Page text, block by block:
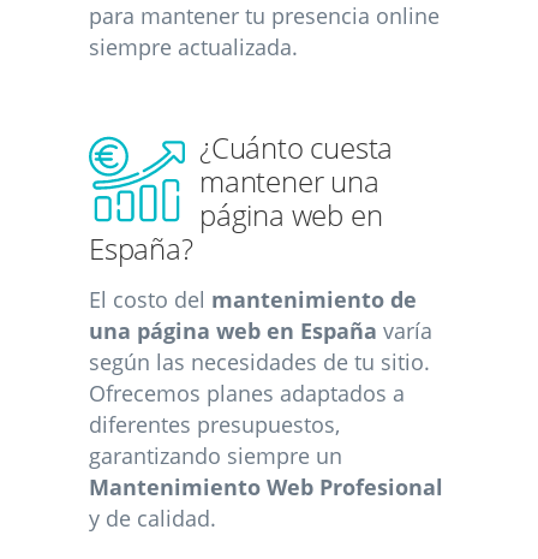
para mantener tu presencia online
siempre actualizada.
¿Cuánto cuesta
mantener una
página web en
España?
El costo del mantenimiento de
una página web en España varía
según las necesidades de tu sitio.
Ofrecemos planes adaptados a
diferentes presupuestos,
garantizando siempre un
Mantenimiento Web Profesional
y de calidad.